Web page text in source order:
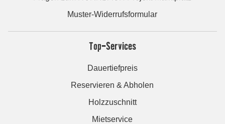
Muster-Widerrufsformular
Top-Services
Dauertiefpreis
Reservieren & Abholen
Holzzuschnitt
Mietservice